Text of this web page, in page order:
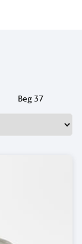
Beg37